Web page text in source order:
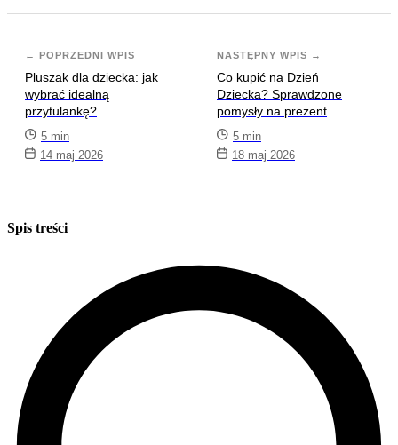
← POPRZEDNI WPIS
Pluszak dla dziecka: jak
wybrać idealną
przytulankę?
5 min
14 maj 2026
NASTĘPNY WPIS →
Co kupić na Dzień
Dziecka? Sprawdzone
pomysły na prezent
5 min
18 maj 2026
Spis treści